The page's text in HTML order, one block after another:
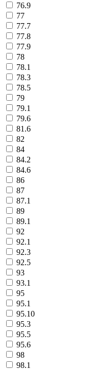
76.9
77
77.7
77.8
77.9
78
78.1
78.3
78.5
79
79.1
79.6
81.6
82
84
84.2
84.6
86
87
87.1
89
89.1
92
92.1
92.3
92.5
93
93.1
95
95.1
95.10
95.3
95.5
95.6
98
98.1